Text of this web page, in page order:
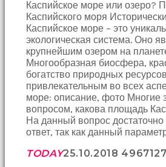
teşekkür
ederek
bunu
tekrar
yapmak
sözleşiyorlar
altyazılı
porno
Arkadaşımın
evine
takılmaya
gittiğimde
tombul
Каспийское море или озеро?
Каспийского моря
Каспийское море – это
экологическая система. Оно
крупнейшим озером на
Многообразная биосфера,
богатство природных
привлекательным во всех
море: описание, фото Многие
вопросом, какова площадь
На данный вопрос
ответ, так как данный
TODAY25.10.2018 4967127